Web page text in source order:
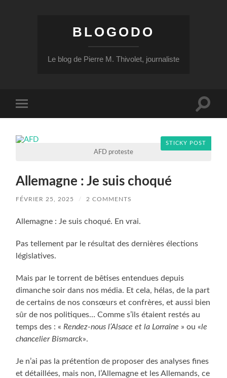
BLOGODO
Le blog de Pierre M. Thivolet, journaliste
mobile
Toggle
STICKY POST
AFD proteste
Allemagne : Je suis choqué
FÉVRIER 25, 2025 / 2 COMMENTS
Allemagne : Je suis choqué. En vrai.
Pas tellement par le résultat des dernières élections
législatives.
Mais par le torrent de bêtises entendues depuis
dimanche soir dans nos média. Et cela, hélas, de la part
de certains de nos consœurs et confrères, et aussi bien
sûr de nos politiques… Comme s’ils étaient restés au
temps des : « Rendez-nous l’Alsace et la Lorraine » ou «le
chancelier Bismarck».
Je n’ai pas la prétention de proposer des analyses fines
et détaillées, mais non, l’Allemagne et les Allemands, ce